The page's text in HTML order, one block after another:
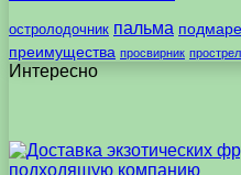
остролодочник пальма
преимущества просвирник прострел
Интересно